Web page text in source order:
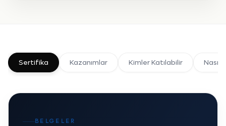
Sertifika Kazanımlar Kimler Katılabilir Nasıl
BELGELER